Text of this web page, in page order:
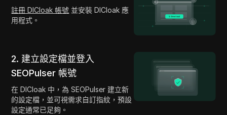
註冊 DICloak 帳號 並安裝 DICloak 應
用程式。
2. 建立設定檔並登入
SEOPulser 帳號
在 DICloak 中，為 SEOPulser 建立新
的設定檔，並可視需求自訂指紋，預設
設定通常已足夠。